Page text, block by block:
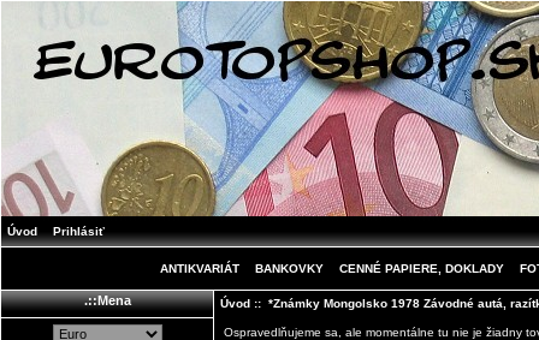
Úvod Prihlásiť
ANTIKVARIÁT BANKOVKY CENNÉ PAPIERE, DOKLADY
.::Mena Úvod:: *Známky Mongolsko 1978 Závodné autá,
Ospravedlňujeme sa, ale momentálne tu nie je žiadny